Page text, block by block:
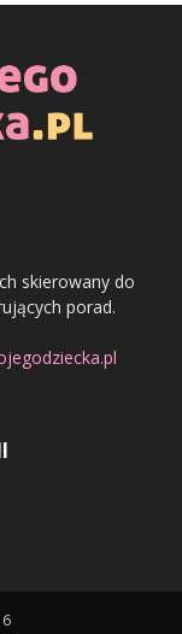
skierowany do
porad.